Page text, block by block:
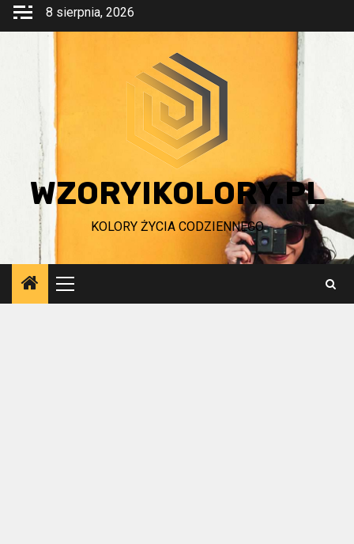
Przejdź
8 sierpnia, 2026
WZORYIKOLORY.PL
KOLORY ŻYCIA CODZIENNEGO
Menu
główne